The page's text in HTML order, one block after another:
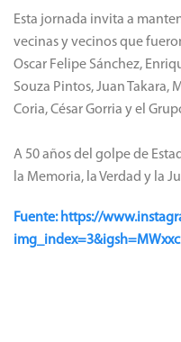
Esta jornada invita a
vecinas y vecinos que
Oscar Felipe Sánchez,
Souza Pintos, Juan Takara,
Coria, César Gorria y el
A 50 años del golpe de
la Memoria, la Verdad y la
Fuente: https://